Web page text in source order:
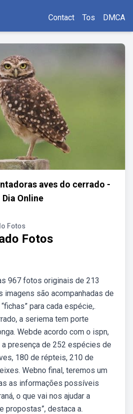
Contact Tos DMCA
aves do cerrado -
Dia Online
Fotos
Fotos
967 fotos originais de 213
imagens são acompanhadas de
para cada espécie,.
a seriema tem porte
Webde acordo com o ispn,
presença de 252 espécies de
180 de répteis, 210 de
Webno final, teremos um
as informações possíveis
o que vai nos ajudar a
propostas”, destaca a.